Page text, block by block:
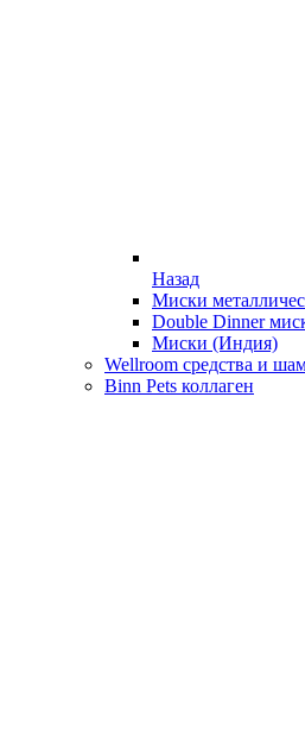
Назад
Миски
Double Dinner
Миски (Индия)
Wellroom средства и
Binn Pets коллаген